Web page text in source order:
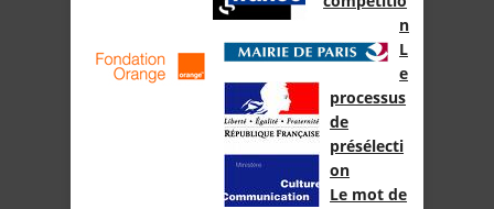
n
L
e
processus
de
présélecti
on
Le mot de